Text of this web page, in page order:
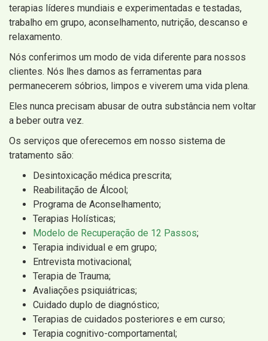
terapias líderes mundiais e experimentadas e testadas,
trabalho em grupo, aconselhamento, nutrição, descanso e
relaxamento.
Nós conferimos um modo de vida diferente para nossos
clientes. Nós lhes damos as ferramentas para
permanecerem sóbrios, limpos e viverem uma vida plena.
Eles nunca precisam abusar de outra substância nem voltar
a beber outra vez.
Os serviços que oferecemos em nosso sistema de
tratamento são:
Desintoxicação médica prescrita;
Reabilitação de Álcool;
Programa de Aconselhamento;
Terapias Holísticas;
Modelo de Recuperação de 12 Passos;
Terapia individual e em grupo;
Entrevista motivacional;
Terapia de Trauma;
Avaliações psiquiátricas;
Cuidado duplo de diagnóstico;
Terapias de cuidados posteriores e em curso;
Terapia cognitivo-comportamental;